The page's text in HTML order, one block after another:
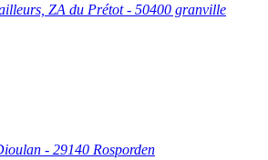
ZA du Prétot - 50400 granville
- 29140 Rosporden